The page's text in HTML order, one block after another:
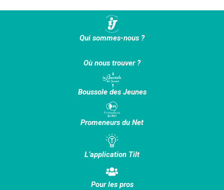
Qui sommes-nous ?
Où nous trouver ?
Boussole des Jeunes
Promeneurs du Net
L’application Tilt
Pour les pros